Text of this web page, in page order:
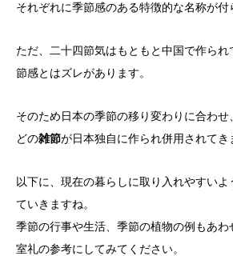
それぞれに季節感のある特徴的な名称が付
ただ、二十四節気はもともと中国で作ら
節感とはズレがあります。
そのため日本の季節の移り変わりに合わ
どの雑節が日本独自に作られ併用されてき
以下に、現在の暮らしに取り入れやすいよ
ていきますね。
季節の行事や生活、季節の植物の例もあわ
室礼の参考にしてみてください。